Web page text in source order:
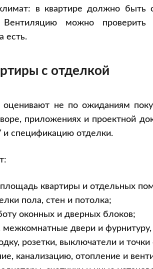
в квартире должно быть
Вентиляцию можно
есть.
с отделкой
оценивают не по ожиданиям
приложениях и проектной
и спецификацию отделки.
квартиры и отдельных
пола, стен и потолка;
оконных и дверных блоков;
межкомнатные двери и
розетки, выключатели и
канализацию, отопление и